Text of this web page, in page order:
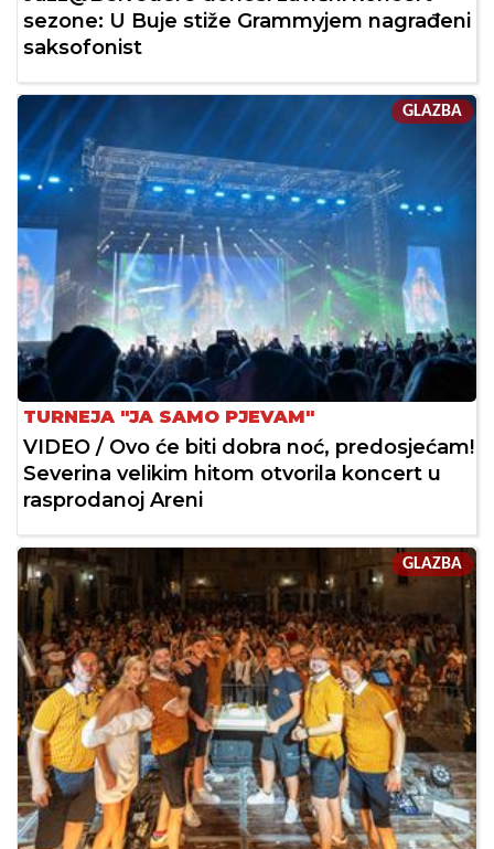
sezone: U Buje stiže Grammyjem nagrađeni
saksofonist
GLAZBA
TURNEJA "JA SAMO PJEVAM"
VIDEO / Ovo će biti dobra noć, predosjećam!
Severina velikim hitom otvorila koncert u
rasprodanoj Areni
GLAZBA